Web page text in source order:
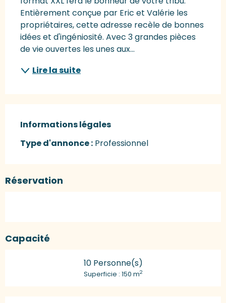
Entièrement conçue par Eric et Valérie les
propriétaires, cette adresse recèle de bonnes
idées et d'ingéniosité. Avec 3 grandes pièces
de vie ouvertes les unes aux...
Lire la suite
Informations légales
Informations légales
Type d'annonce : Professionnel
Réservation
Capacité
10 Personne(s)
Superficie : 150 m2